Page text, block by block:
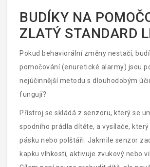
funkci močového měchýře.
BUDÍKY NA
ZLATÝ STANDARD
Pokud behaviorální změny nestačí,
pomočování(enuretické alarmy) jsou
nejúčinnější metodu s dlouhodobým
fungují?
Přístroj se skládá z senzoru, který se
spodního prádla dítěte, a vysílače,
pásku nebo polštáři. Jakmile senzor
kapku vlhkosti, aktivuje zvukový nebo